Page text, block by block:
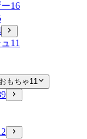
16
11
もちゃ11